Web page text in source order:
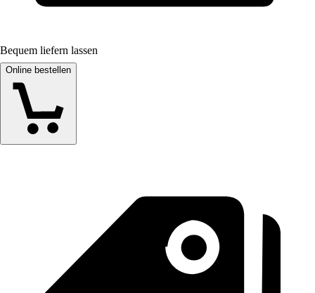
Bequem liefern lassen
Online bestellen